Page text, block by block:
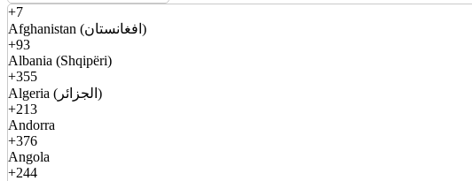
+7
Afghanistan (افغانستان)
+93
Albania (Shqipëri)
+355
Algeria (الجزائر)
+213
Andorra
+376
Angola
+244